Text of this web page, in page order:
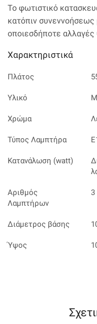
Το φωτιστικό
κατόπιν συνεννοήσεως
οποιεσδήποτε αλλαγές
Χαρακτηριστικά
Πλάτος
Υλικό
Χρώμα
Τύπος Λαμπτήρα
Κατανάλωση (watt)
Αριθμός
Λαμπτήρων
3
Διάμετρος βάσης
Ύψος